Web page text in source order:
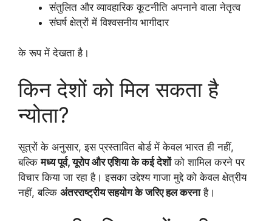
संतुलित और व्यावहारिक कूटनीति अपनाने वाला नेतृत्व
संघर्ष क्षेत्रों में विश्वसनीय भागीदार
के रूप में देखता है।
किन देशों को मिल सकता है
न्योता?
सूत्रों के अनुसार, इस प्रस्तावित बोर्ड में केवल भारत ही नहीं,
बल्किमध्य पूर्व, यूरोप और एशिया के कई देशोंको शामिल करने पर
विचार किया जा रहा है। इसका उद्देश्य गाजा मुद्दे को केवल क्षेत्रीय
नहीं, बल्कि अंतरराष्ट्रीय सहयोग के जरिए हल करनाहै।